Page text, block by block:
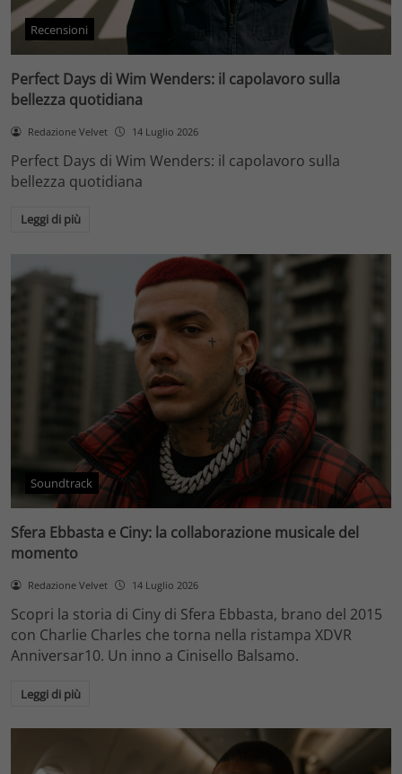
Recensioni
Perfect Days di Wim Wenders: il capolavoro sulla
bellezza quotidiana
Redazione Velvet 14 Luglio 2026
Perfect Days di Wim Wenders: il capolavoro sulla
bellezza quotidiana
Leggi di più
Soundtrack
Sfera Ebbasta e Ciny: la collaborazione musicale del
momento
Redazione Velvet 14 Luglio 2026
Scopri la storia di Ciny di Sfera Ebbasta, brano del 2015
con Charlie Charles che torna nella ristampa XDVR
Anniversar10. Un inno a Cinisello Balsamo.
Leggi di più